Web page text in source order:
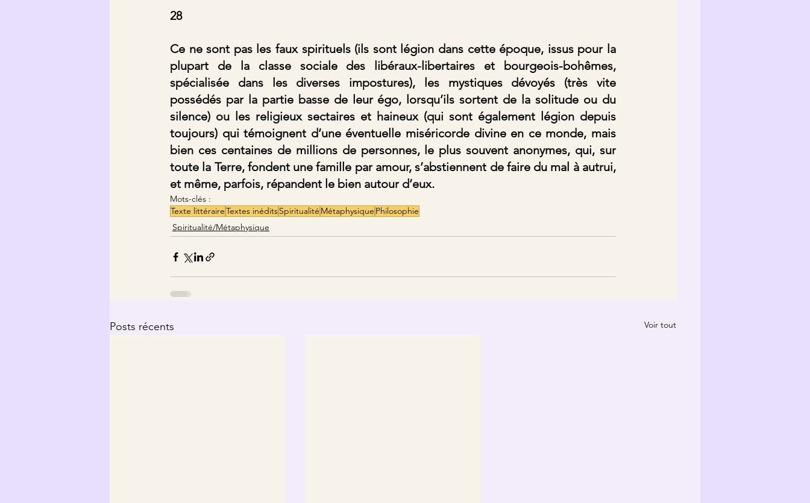
28
Ce ne sont pas les faux spirituels (ils sont légion dans cette époque, issus pour la
plupart de la classe sociale des libéraux-libertaires et bourgeois-bohêmes,
spécialisée dans les diverses impostures), les mystiques dévoyés (très vite
possédés par la partie basse de leur égo, lorsqu’ils sortent de la solitude ou du
silence) ou les religieux sectaires et haineux (qui sont également légion depuis
toujours) qui témoignent d’une éventuelle miséricorde divine en ce monde, mais
bien ces centaines de millions de personnes, le plus souvent anonymes, qui, sur
toute la Terre, fondent une famille par amour, s’abstiennent de faire du mal à autrui,
et même, parfois, répandent le bien autour d’eux.
Mots-clés :
Texte littéraireTextes inéditsSpiritualité Métaphysique Philosophie
Spiritualité/Métaphysique
Posts récents Voir tout